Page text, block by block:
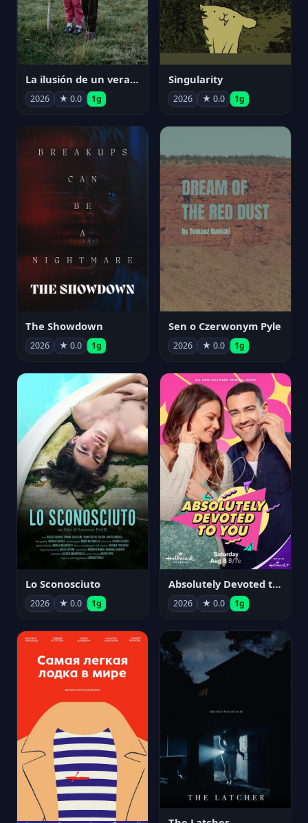
La ilusión de un verano sin fin
2026 ★ 0.0 1g
Singularity
2026 ★ 0.0 1g
The Showdown
2026 ★ 0.0 1g
Sen o Czerwonym Pyle
2026 ★ 0.0 1g
Lo Sconosciuto
2026 ★ 0.0 1g
Absolutely Devoted to You
2026 ★ 0.0 1g